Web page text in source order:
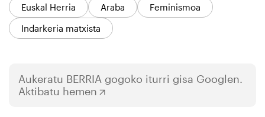
Euskal Herria
Araba
Feminismoa
Indarkeria matxista
Aukeratu BERRIA gogoko iturri gisa Googlen.
Aktibatu hemen